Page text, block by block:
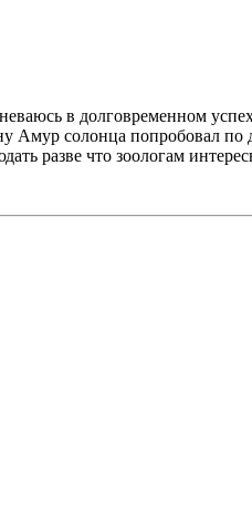
в долговременном
Амур солонца попробовал по
разве что зоологам